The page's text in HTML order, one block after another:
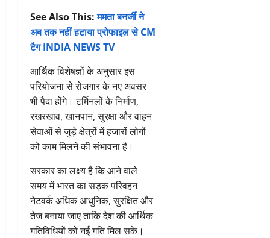
See Also This:ममता बनर्जी ने
अब तक नहीं हटाया प्रोफाइल से CM
टैग INDIA NEWS TV
आर्थिक विशेषज्ञों के अनुसार इस
परियोजना से रोजगार के नए अवसर
भी पैदा होंगे। टर्मिनलों के निर्माण,
रखरखाव, खानपान, सुरक्षा और वाहन
सेवाओं से जुड़े क्षेत्रों में हजारों लोगों
को काम मिलने की संभावना है।
सरकार का लक्ष्य है कि आने वाले
समय में भारत का सड़क परिवहन
नेटवर्क अधिक आधुनिक, सुरक्षित और
तेज बनाया जाए ताकि देश की आर्थिक
गतिविधियों को नई गति मिल सके।